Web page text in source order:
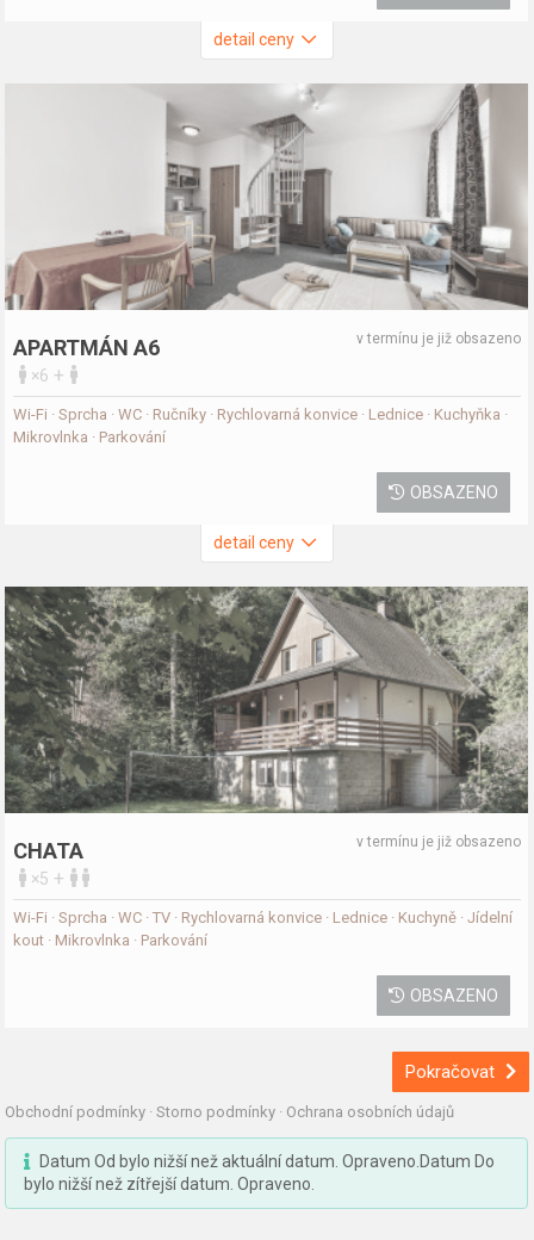
detail ceny
APARTMÁN A6
×6 +
v termínu je již obsazeno
Wi-Fi · Sprcha · WC · Ručníky · Rychlovarná konvice · Lednice · Kuchyňka ·
Mikrovlnka · Parkování
OBSAZENO
detail ceny
CHATA
×5 +
v termínu je již obsazeno
Wi-Fi · Sprcha · WC · TV · Rychlovarná konvice · Lednice · Kuchyně · Jídelní
kout · Mikrovlnka · Parkování
OBSAZENO
Pokračovat
Obchodní podmínky ·Storno podmínky · Ochrana osobních údajů
Datum Od bylo nižší než aktuální datum. Opraveno.Datum Do
bylo nižší než zítřejší datum. Opraveno.